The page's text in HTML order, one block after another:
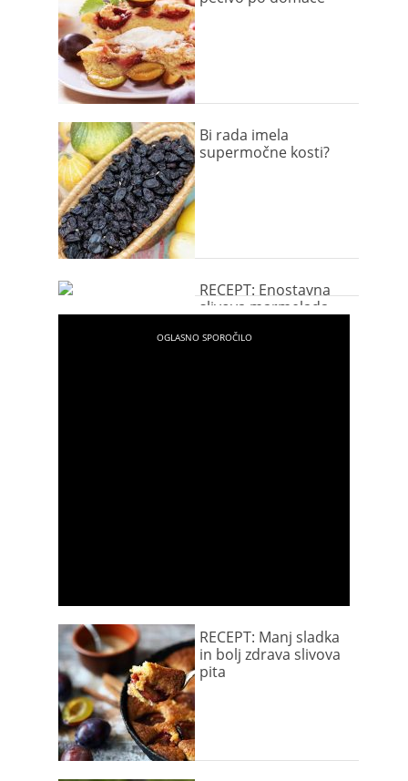
Bi rada imela
supermočne kosti?
RECEPT: Enostavna
slivova marmelada
RECEPT: Manj sladka
in bolj zdrava slivova
pita